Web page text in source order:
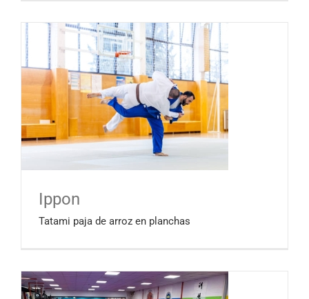
Ippon
Tatami paja de arroz en planchas